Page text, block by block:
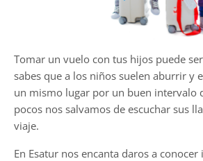
Tomar un vuelo con tus hijos puede
sabes que a los niños suelen aburrir y
un mismo lugar por un buen intervalo
pocos nos salvamos de escuchar sus
viaje.
En Esatur nos encanta daros a